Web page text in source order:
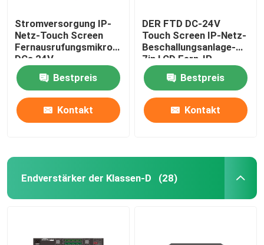
Stromversorgung IP-
Netz-Touch Screen
Fernausrufungsmikrofon
DCs 24V
Bestpreis
Kontakt
DER FTD DC-24V
Touch Screen IP-Netz-
Beschallungsanlage-
7in LCD Fern-IP
basierte Mikrofon
Bestpreis
Kontakt
Endverstärker der Klassen-D (28)